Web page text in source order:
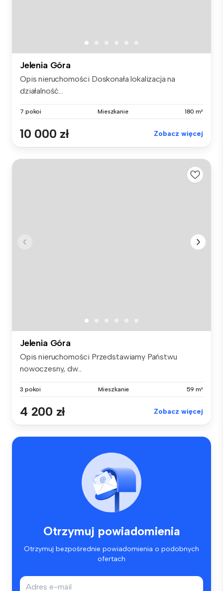
Jelenia Góra
Opis nieruchomości Doskonała lokalizacja na
działalność...
7 pokoi Mieszkanie 180 m²
10 000 zł Zobacz więcej
Jelenia Góra
Opis nieruchomości Przedstawiamy Państwu
nowoczesny, dw...
3 pokoi Mieszkanie 59 m²
4 200 zł Zobacz więcej
Otrzymuj powiadomienia
Otrzymuj bezpośrednie powiadomienia o podobnych
ofertach